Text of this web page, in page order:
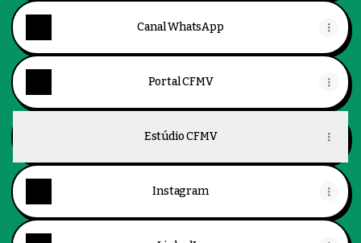
Canal WhatsApp
Portal CFMV
Estúdio CFMV
Instagram